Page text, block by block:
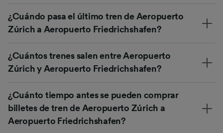
¿Cuándo pasa el último tren de Aeropuerto
Zúrich a Aeropuerto Friedrichshafen?
¿Cuántos trenes salen entre Aeropuerto
Zúrich y Aeropuerto Friedrichshafen?
¿Cuánto tiempo antes se pueden comprar
billetes de tren de Aeropuerto Zúrich a
Aeropuerto Friedrichshafen?